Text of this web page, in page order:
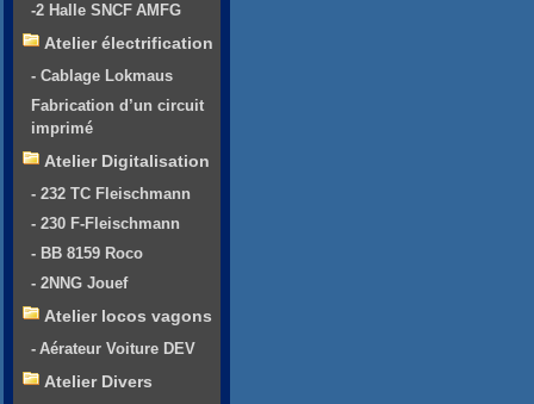
-2 Halle SNCF AMFG
Atelier électrification
- Cablage Lokmaus
Fabrication d’un circuit
imprimé
Atelier Digitalisation
- 232 TC Fleischmann
- 230 F-Fleischmann
- BB 8159 Roco
- 2NNG Jouef
Atelier locos vagons
- Aérateur Voiture DEV
Atelier Divers